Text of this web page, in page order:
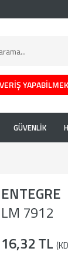
GÜVENLİK
ENTEGRE
LM 7912
16,32 TL